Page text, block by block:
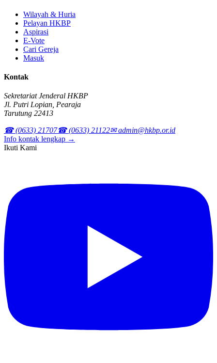
Wilayah & Huria
Pelayan HKBP
Aspirasi
E-Vote
Cari Gereja
Masuk
Kontak
Sekretariat Jenderal HKBP
Jl. Putri Lopian, Pearaja
Tarutung 22413
☎ (0633) 21707☎ (0633) 21122✉ admin@hkbp.or.id
Info kontak lengkap →
Ikuti Kami